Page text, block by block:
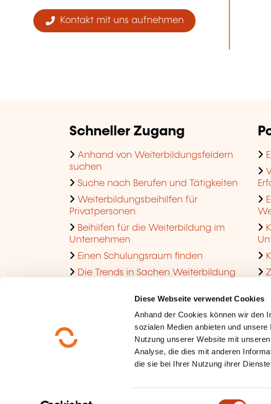
Diese Webseite verwendet Cookies
Anhand der Cookies können wir den
sozialen Medien anbieten und
Nutzung unserer Website mit
Analyse, die dies mit anderen
die sie bei Ihrer Nutzung ihrer
Kontakt mit uns aufnehmen
Schneller Zugang
Anhand von Weiterbildungsfeldern
suchen
Suche nach Berufen und Tätigkeiten
Weiterbildungsbeihilfen für
Privatpersonen
Beihilfen für die Weiterbildung im
Unternehmen
Einen Schulungsraum finden
Die Trends in Sachen Weiterbildung